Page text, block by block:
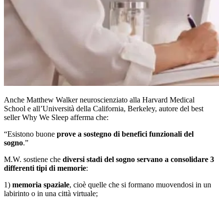
Anche Matthew Walker neuroscienziato alla Harvard Medical
School e all’Università della California, Berkeley, autore del best
seller Why We Sleep afferma che:
“Esistono buone prove a sostegno di benefici funzionali del
sogno.”
M.W. sostiene che diversi stadi del sogno servano a consolidare 3
differenti tipi di memorie:
1) memoria spaziale, cioè quelle che si formano muovendosi in un
labirinto o in una città virtuale;